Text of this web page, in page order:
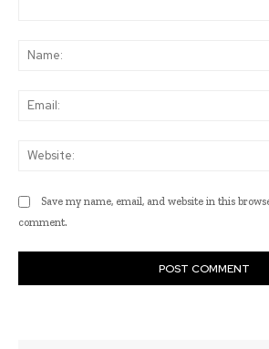
Save my name, email, and website in this
comment.